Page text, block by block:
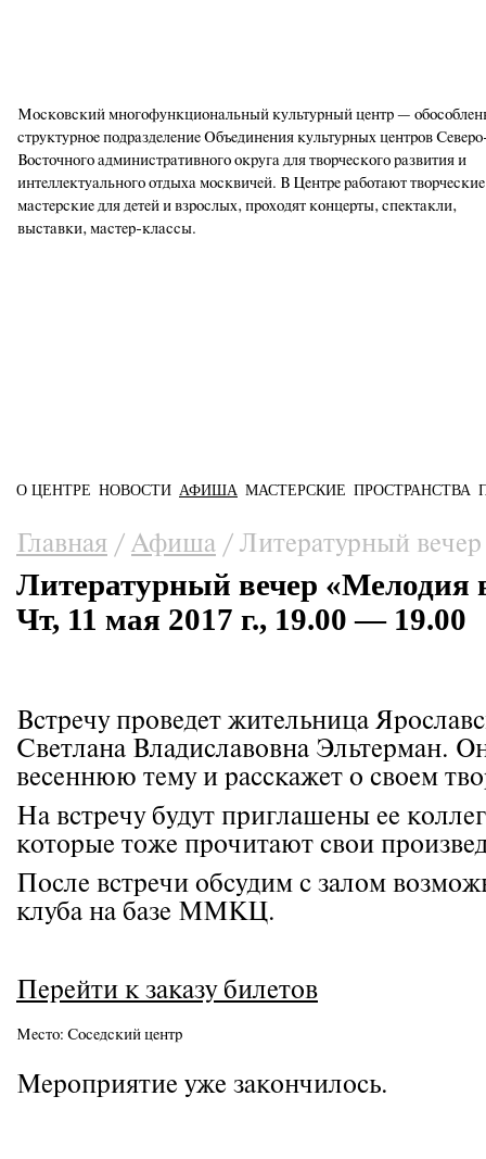
Московский многофункциональный культурный центр —
структурное подразделение Объединения культурных центров
Восточного административного округа для творческого развития и
интеллектуального отдыха москвичей. В Центре работают творческие
мастерские для детей и взрослых, проходят концерты, спектакли,
выставки, мастер-классы.
Главное меню
О ЦЕНТРЕ НОВОСТИ АФИША МАСТЕРСКИЕ ПРОСТРАНСТВА
Вы здесь
Главная / Афиша / Литературный
Литературный вечер «Мелодия
Чт, 11 мая 2017 г., 19.00 — 19.00
Встречу проведет жительница
Светлана Владиславовна Эльтерман.
весеннюю тему и расскажет о своем
На встречу будут приглашены ее
которые тоже прочитают свои
После встречи обсудим с залом
клуба на базе ММКЦ.
Перейти к заказу билетов
Место: Соседский центр
Мероприятие уже закончилось.